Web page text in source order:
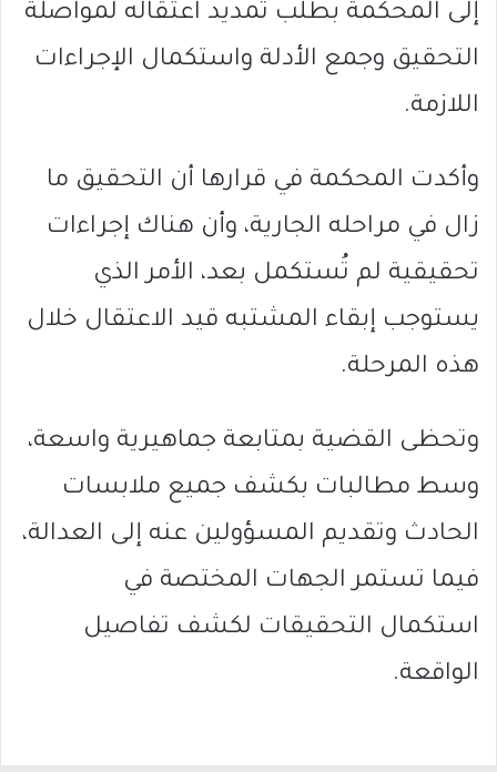
إلى المحكمة بطلب تمديد اعتقاله لمواصلة
التحقيق وجمع الأدلة واستكمال الإجراءات
اللازمة.
وأكدت المحكمة في قرارها أن التحقيق ما
زال في مراحله الجارية، وأن هناك إجراءات
تحقيقية لم تُستكمل بعد، الأمر الذي
يستوجب إبقاء المشتبه قيد الاعتقال خلال
هذه المرحلة.
وتحظى القضية بمتابعة جماهيرية واسعة،
وسط مطالبات بكشف جميع ملابسات
الحادث وتقديم المسؤولين عنه إلى العدالة،
فيما تستمر الجهات المختصة في
استكمال التحقيقات لكشف تفاصيل
الواقعة.